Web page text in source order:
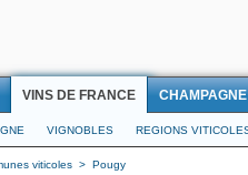
VINS DE FRANCE CHAMPAGNE
VIGNOBLES REGIONS
viticoles > Pougy